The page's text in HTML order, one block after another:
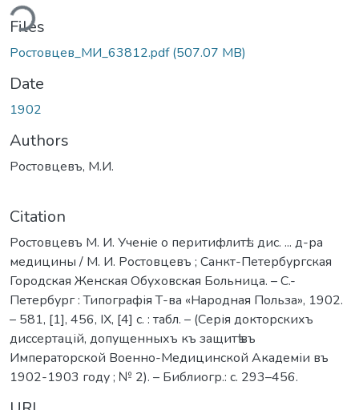
Files
Ростовцев_МИ_63812.pdf(507.07 MB)
Date
1902
Authors
Ростовцевъ, М.И.
Citation
Ростовцевъ М. И. Ученіе о перитифлитѣ. : дис. ... д-ра
медицины / М. И. Ростовцевъ ; Санкт-Петербургская
Городская Женская Обуховская Больница. – С.-
Петербург : Типографія Т-ва «Народная Польза», 1902.
– 581, [1], 456, IX, [4] с. : табл. – (Серія докторскихъ
диссертацій, допущенныхъ къ защитѣ въ
Императорской Военно-Медицинской Академіи въ
1902-1903 году ; № 2). – Библиогр.: с. 293–456.